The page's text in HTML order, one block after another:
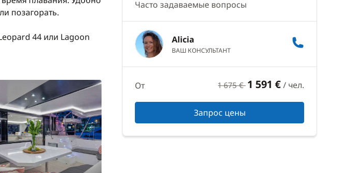
позагорать.
44 или Lagoon
Часто задаваемые вопросы
Alicia
ВАШ КОНСУЛЬТАНТ
От 1 675 € 1 591 €/ чел.
Запрос цены